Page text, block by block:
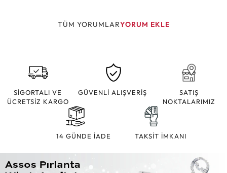
TÜM YORUMLARYORUM EKLE
SİGORTALI VE
ÜCRETSİZ KARGO
GÜVENLİ ALIŞVERİŞ
SATIŞ
NOKTALARIMIZ
14 GÜNDE İADE TAKSİT İMKANI